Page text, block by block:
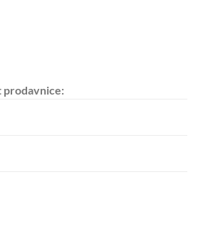
prodavnice: